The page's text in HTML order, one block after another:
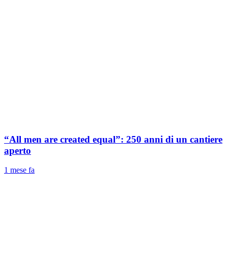
“All men are created equal”: 250 anni di un cantiere
aperto
1 mese fa